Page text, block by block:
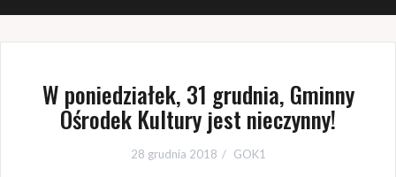
W poniedziałek, 31 grudnia, Gminny
Ośrodek Kultury jest nieczynny!
28 grudnia 2018 GOK1